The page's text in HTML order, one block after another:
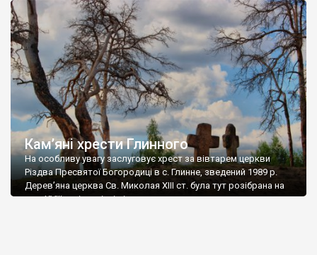
Кам’яні хрести Глинного
На особливу увагу заслуговує хрест за вівтарем церкви
Різдва Пресвятої Богородиці в с. Глинне, зведений 1989 р.
Дерев’яна церква Св. Миколая ХІІІ ст. була тут розібрана на
поч. XVIII ст. і на місці вівтаря поставили величавого